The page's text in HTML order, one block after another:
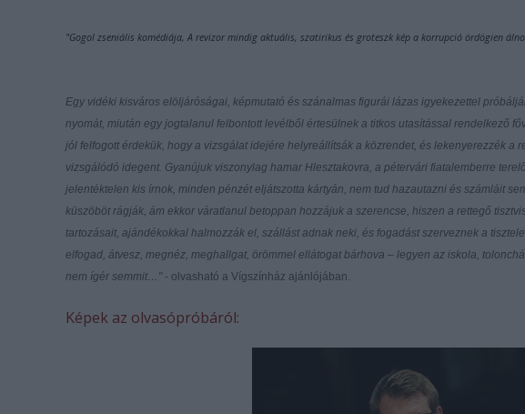
"Gogol zseniális komédiája, A revizor mindig aktuális, szatirikus és groteszk kép a korrupció ördögien
Egy vidéki kisváros elöljáróságai, képmutató és szánalmas figurái lázas igyekezettel
nyomát, miután egy jogtalanul felbontott levélből értesülnek a titkos utasítással rendelkező
jól felfogott érdekük, hogy a vizsgálat idejére helyreállítsák a közrendet, és lekenyerezzék a
vizsgálódó idegent. Gyanújuk viszonylag hamar Hlesztakovra, a pétervári fiatalemberre
jelentéktelen kis írnok, minden pénzét eljátszotta kártyán, nem tud hazautazni és számláit
küszöböt rágják, ám ekkor váratlanul betoppan hozzájuk a szerencse, hiszen a rettegő
tartozásait, ajándékokkal halmozzák el, szállást adnak neki, és fogadást szerveznek a
elfogad, átvesz, megnéz, meghallgat, örömmel ellátogat bárhova – legyen az iskola,
nem ígér semmit…"- olvasható a Vígszínház ajánlójában.
Képek az olvasópróbáról: